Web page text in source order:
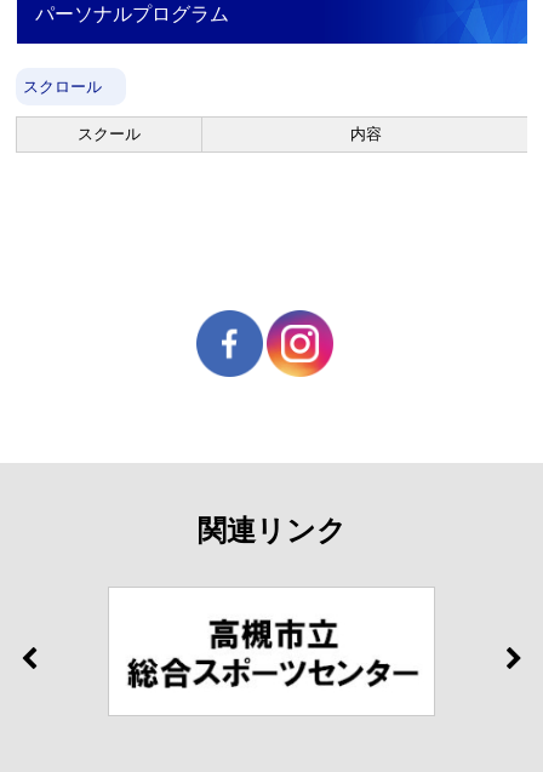
パーソナルプログラム
スクロール
スクール 内容
関連リンク